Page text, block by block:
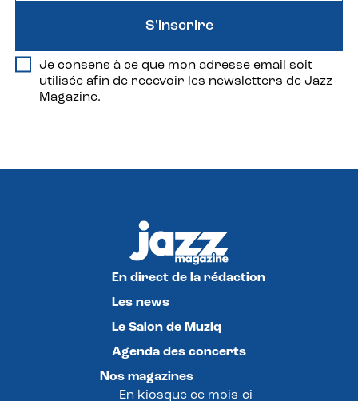
Je consens à ce que mon adresse email soit
utilisée afin de recevoir les newsletters de Jazz
Magazine.
S'inscrire
En direct de la rédaction
Les news
Le Salon de Muziq
Agenda des concerts
Nos magazines
En kiosque ce mois-ci